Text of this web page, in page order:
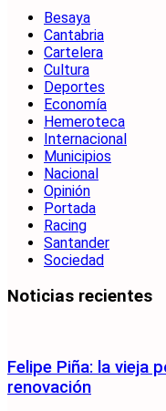
Besaya
Cantabria
Cartelera
Cultura
Deportes
Economía
Hemeroteca
Internacional
Municipios
Nacional
Opinión
Portada
Racing
Santander
Sociedad
Noticias recientes
Felipe Piña: la vieja
renovación